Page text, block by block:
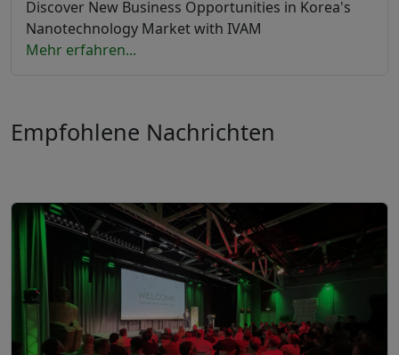
Discover New Business Opportunities in Korea's
Nanotechnology Market with IVAM
Mehr erfahren...
Empfohlene Nachrichten